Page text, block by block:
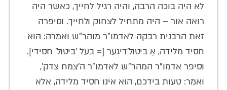
לא היה בוכה הרבה, והיה רגיל לחייך, כאשר היה
רואה אור – היה מתחיל לצחוק ולחייך. וסיפרה
זאת הרבנית רבקה לאדמו"ר מוהר"ש ואמרה: הוא
חסיד מלידה, אַ ביטול'דיגער [= בעל 'ביטול' חסידי].
וסיפר אדמו"ר המהר"ש לאדמו"ר ה'צמח צדק',
ואמר: טעות בידכם, הוא אינו חסיד מלידה, אלא